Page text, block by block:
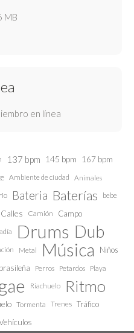
MB
en línea
137 bpm 145 bpm 167 bpm
Ambiente de ciudad Animales
Bateria Baterías bebe
Calles Camión Campo
Drums Dub
Metal Música
Niños
Perros Petardos Playa
Riachuelo Ritmo
Tormenta Trenes Tráfico